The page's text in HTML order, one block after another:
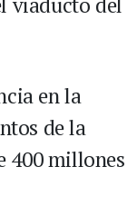
en la
de la
400 millones